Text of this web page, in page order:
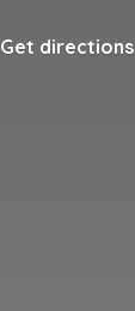
Get directions